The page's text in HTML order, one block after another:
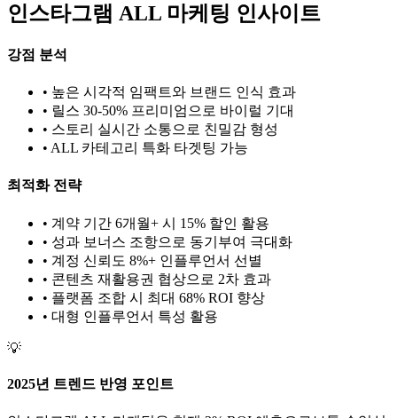
인스타그램 ALL 마케팅 인사이트
강점 분석
• 높은 시각적 임팩트와 브랜드 인식 효과
• 릴스 30-50% 프리미엄으로 바이럴 기대
• 스토리 실시간 소통으로 친밀감 형성
• ALL 카테고리 특화 타겟팅 가능
최적화 전략
• 계약 기간 6개월+ 시 15% 할인 활용
• 성과 보너스 조항으로 동기부여 극대화
• 계정 신뢰도 8%+ 인플루언서 선별
• 콘텐츠 재활용권 협상으로 2차 효과
• 플랫폼 조합 시 최대 68% ROI 향상
• 대형 인플루언서 특성 활용
💡
2025년 트렌드 반영 포인트